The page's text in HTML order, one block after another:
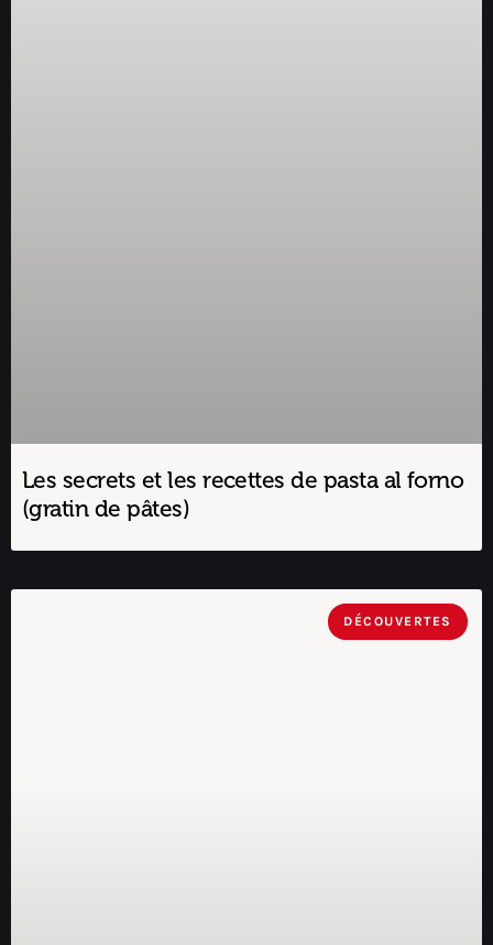
Les secrets et les recettes de pasta al forno
(gratin de pâtes)
DÉCOUVERTES